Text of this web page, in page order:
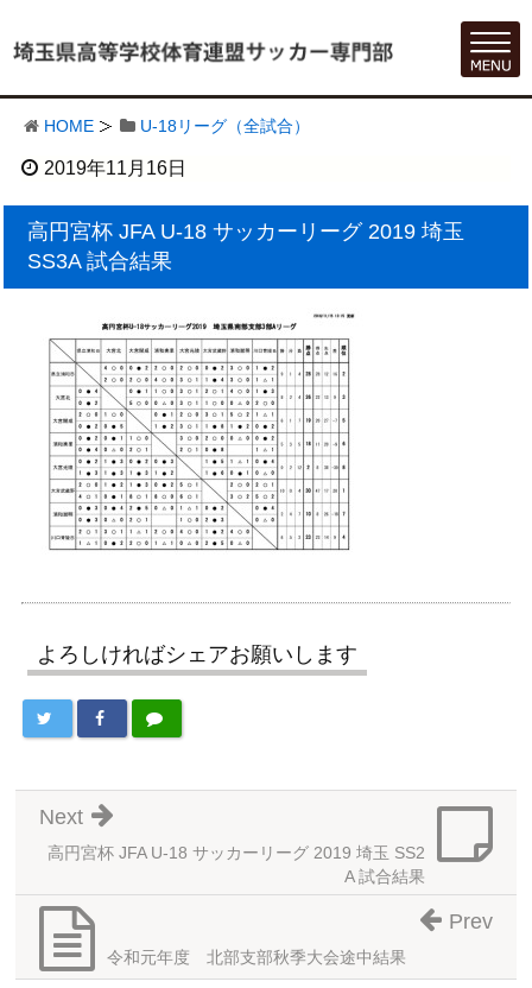
HOME U-18リーグ（全試合）
2019年11月16日
高円宮杯 JFA U-18 サッカーリーグ 2019 埼玉
SS3A 試合結果
よろしければシェアお願いします
高円宮杯 JFA U-18 サッカーリーグ 2019 埼玉 SS2
A 試合結果
Next
令和元年度 北部支部秋季大会途中結果
Prev